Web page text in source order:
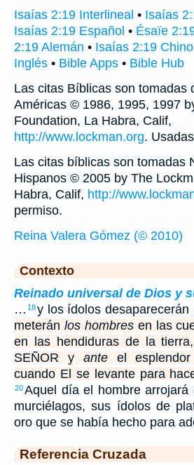
Isaías 2:19 Interlineal • Isaías
Isaías 2:19 Español • Ésaïe
2:19 Alemán • Isaías 2:19 Chino
Inglés • Bible Apps • Bible Hub
Las citas Bíblicas son tomadas
Américas © 1986, 1995, 1997
Foundation, La Habra, Calif,
http://www.lockman.org.
Las citas bíblicas son tomadas
Hispanos © 2005 by The
Habra, Calif, http://
permiso.
Reina Valera Gómez (© 2010)
Contexto
Reinado universal de Dios y
… 18y los ídolos desaparecerán
meterán los hombresen las
en las hendiduras de la
SEÑOR y anteel esplendor
cuando El se levante para
20Aquel día el hombre
murciélagos, sus ídolos de
oro que se había hecho para
Referencia Cruzada